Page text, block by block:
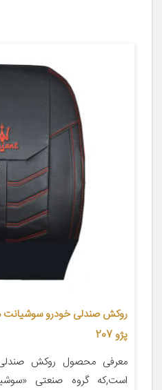
پژو 207
معرفی محصول روکش